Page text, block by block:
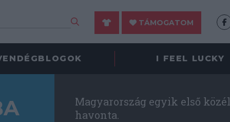
TÁMOGATOM
I FEEL LUCKY
Magyarország egyik első
havonta.